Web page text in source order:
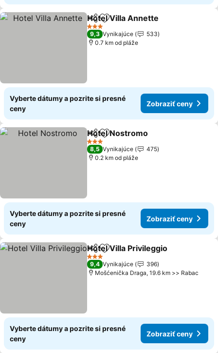
ZdieľaťPridať do obľúbených
Hotel Villa Annette
3 Počet hviezdičiek
9,3 Vynikajúce
533
0.7 km od pláže
Vyberte dátumy a pozrite si presné
ceny
Zobraziť ceny
ZdieľaťPridať do obľúbených
Hotel Nostromo
3 Počet hviezdičiek
8,5 Vynikajúce
475
0.2 km od pláže
Vyberte dátumy a pozrite si presné
ceny
Zobraziť ceny
ZdieľaťPridať do obľúbených
Hotel Villa Privileggio
3 Počet hviezdičiek
9,4 Vynikajúce
396
Mošćenička Draga, 19.6 km >> Rabac
Vyberte dátumy a pozrite si presné
ceny
Zobraziť ceny